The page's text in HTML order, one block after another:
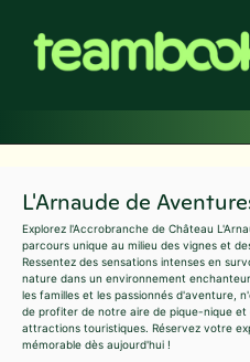
contenu
L'Arnaude de
Explorez l'Accrobranche de Château
parcours unique au milieu des vignes et
Ressentez des sensations intenses en
nature dans un environnement
les familles et les passionnés d'aventure,
de profiter de notre aire de pique-nique et
attractions touristiques. Réservez votre
mémorable dès aujourd'hui !